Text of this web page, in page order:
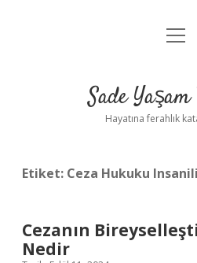
Anasayfa
Yasal
Sade Yaşam
Hayatına ferahlık
Etiket: Ceza Hukuku
Cezanın
Nedir